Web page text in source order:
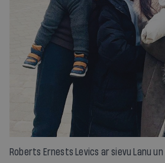
Roberts Ernests Levics ar sievu Lanu